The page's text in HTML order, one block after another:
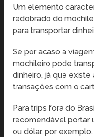
Um elemento
redobrado do
para transportar
Se por acaso a
mochileiro pode
dinheiro, já que
transações com o
Para trips fora do
recomendável portar
ou dólar, por exemplo.